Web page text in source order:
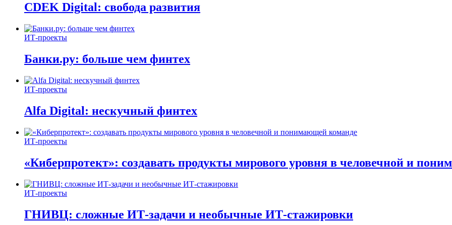
CDEK Digital: свобода развития
ИТ-проекты
Банки.ру: больше чем финтех
ИТ-проекты
Alfa Digital: нескучный финтех
ИТ-проекты
«Киберпротект»: создавать продукты мирового уровня в человечной и
ИТ-проекты
ГНИВЦ: сложные ИТ‑задачи и необычные ИТ‑стажировки